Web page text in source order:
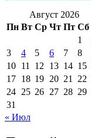
Август 2026
Пн Вт Ср Чт Пт Сб
1
3
4 5 6 7 8
10 11 12 13 14 15
17 18 19 20 21 22
24 25 26 27 28 29
31
« Июл